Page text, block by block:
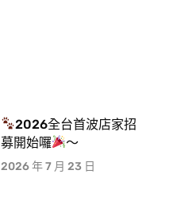
2026全台首波店家招
募開始囉
～
2026 年 7 月 23 日